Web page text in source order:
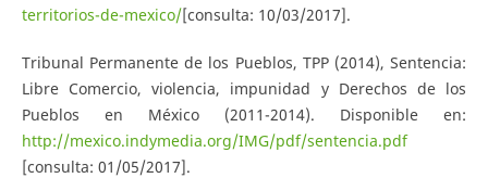
territorios-de-mexico/[consulta: 10/03/2017].
Tribunal Permanente de los Pueblos, TPP (2014), Sentencia:
Libre Comercio, violencia, impunidad y Derechos de los
Pueblos en México (2011-2014). Disponible en:
http://mexico.indymedia.org/IMG/pdf/sentencia.pdf
[consulta: 01/05/2017].